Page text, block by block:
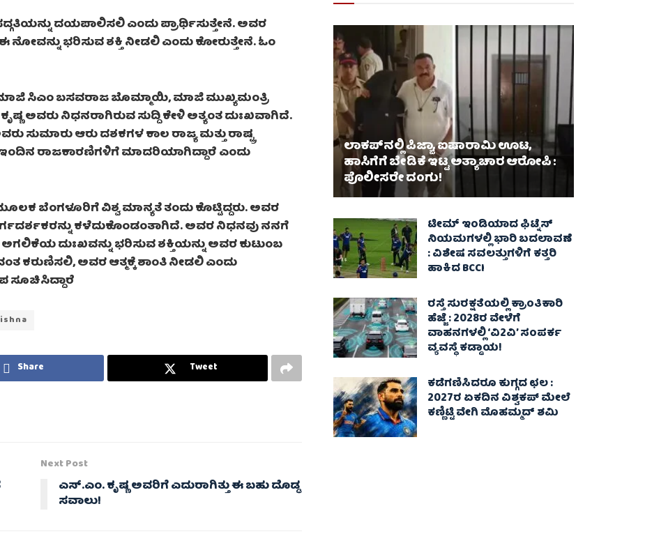
ದಯಪಾಲಿಸಲಿ ಎಂದು ಪ್ರಾರ್ಥಿಸುತ್ತೇನೆ. ಅವರ
ಭರಿಸುವ ಶಕ್ತಿ ನೀಡಲಿ ಎಂದು ಕೋರುತ್ತೇನೆ. ಓಂ
ಸಿಎಂ ಬಸವರಾಜ ಬೊಮ್ಮಾಯಿ, ಮಾಜಿ ಮುಖ್ಯಮಂತ್ರಿ
ಅವರು ನಿಧನರಾಗಿರುವ ಸುದ್ದಿ ಕೇಳಿ ಅತ್ಯಂತ ದುಃಖವಾಗಿದೆ.
ಸುಮಾರು ಆರು ದಶಕಗಳ ಕಾಲ ರಾಜ್ಯ ಮತ್ತು ರಾಷ್ಟ್ರ
ರಾಜಕಾರಣಿಗಳಿಗೆ ಮಾದರಿಯಾಗಿದ್ದಾರೆ ಎಂದು
ಬೆಂಗಳೂರಿಗೆ ವಿಶ್ವ ಮಾನ್ಯತೆ ತಂದು ಕೊಟ್ಟಿದ್ದರು. ಅವರ
ಕಳೆದುಕೊಂಡಂತಾಗಿದೆ. ಅವರ ನಿಧನವು ನನಗೆ
ದುಃಖವನ್ನು ಭರಿಸುವ ಶಕ್ತಿಯನ್ನು ಅವರ ಕುಟುಂಬ
ಅವರ ಆತ್ಮಕ್ಕೆ ಶಾಂತಿ ನೀಡಲಿ ಎಂದು
ಸೂಚಿಸಿದ್ದಾರೆ
Share Tweet
Next Post
ಎಸ್.ಎಂ. ಕೃಷ್ಣ ಅವರಿಗೆ ಎದುರಾಗಿತ್ತು ಈ ಬಹು ದೊಡ್ಡ
ಸವಾಲು!
ಲಾಕಪ್‌ನಲ್ಲಿ ಪಿಜ್ಜಾ, ಐಷಾರಾಮಿ ಊಟ,
ಹಾಸಿಗೆಗೆ ಬೇಡಿಕೆ ಇಟ್ಟ ಅತ್ಯಾಚಾರ ಆರೋಪಿ :
ಪೊಲೀಸರೇ ದಂಗು!
ಟೀಮ್ ಇಂಡಿಯಾದ ಫಿಟ್ನೆಸ್
ನಿಯಮಗಳಲ್ಲಿ ಭಾರಿ ಬದಲಾವಣೆ
: ವಿಶೇಷ ಸವಲತ್ತುಗಳಿಗೆ ಕತ್ತರಿ
ಹಾಕಿದ BCCI
ರಸ್ತೆ ಸುರಕ್ಷತೆಯಲ್ಲಿ ಕ್ರಾಂತಿಕಾರಿ
ಹೆಜ್ಜೆ : 2028ರ ವೇಳೆಗೆ
ವಾಹನಗಳಲ್ಲಿ ‘ವಿ2ವಿ’ ಸಂಪರ್ಕ
ವ್ಯವಸ್ಥೆ ಕಡ್ಡಾಯ!
ಕಡೆಗಣಿಸಿದರೂ ಕುಗ್ಗದ ಛಲ :
2027ರ ಏಕದಿನ ವಿಶ್ವಕಪ್‌ ಮೇಲೆ
ಕಣ್ಣಿಟ್ಟಿ ವೇಗಿ ಮೊಹಮ್ಮದ್ ಶಮಿ